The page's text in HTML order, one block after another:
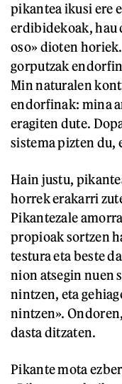
pikantea ikusi ere
erdibidekoak, hau
oso» dioten
gorputzak
Min naturalen
endorfinak: mina
eragiten dute.
sistema pizten du,
Hain justu,
horrek erakarri
Pikantezale
propioak sortzen
testura eta beste
nion atsegin nuen
nintzen, eta
nintzen».
dasta ditzaten.
Pikante mota